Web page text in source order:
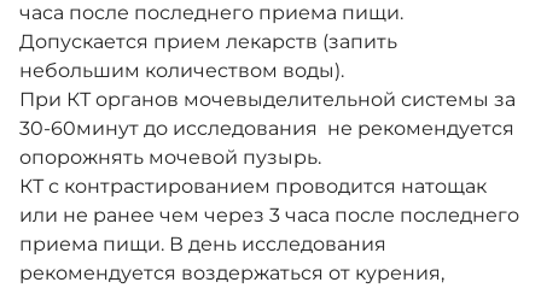
часа после последнего приема пищи.
Допускается прием лекарств (запить
небольшим количеством воды).
При КТ органов мочевыделительной системы за
30-60минут до исследования не рекомендуется
опорожнять мочевой пузырь.
КТ с контрастированием проводится натощак
или не ранее чем через 3 часа после последнего
приема пищи. В день исследования
рекомендуется воздержаться от курения,